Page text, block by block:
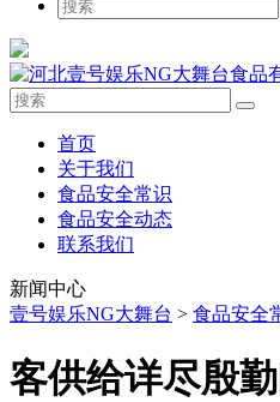
首页
关于我们
食品安全常识
食品安全动态
联系我们
新闻中心
壹号娱乐NG大舞台 > 食品安全
客供给详尽殷